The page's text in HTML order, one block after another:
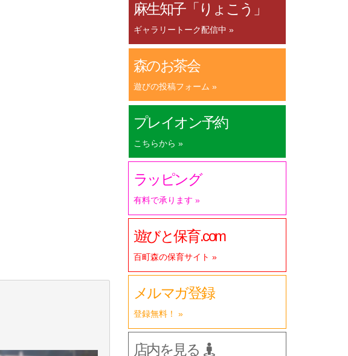
麻生知子「りょこう」
ギャラリートーク配信中 »
森のお茶会
遊びの投稿フォーム »
プレイオン予約
こちらから »
ラッピング
有料で承ります »
遊びと保育.com
百町森の保育サイト »
メルマガ登録
登録無料！ »
店内を見る